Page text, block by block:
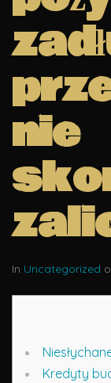
nie
In Uncategorized
Kredyty